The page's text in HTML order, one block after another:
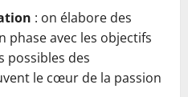
: on élabore des
phase avec les objectifs
possibles des
le cœur de la passion